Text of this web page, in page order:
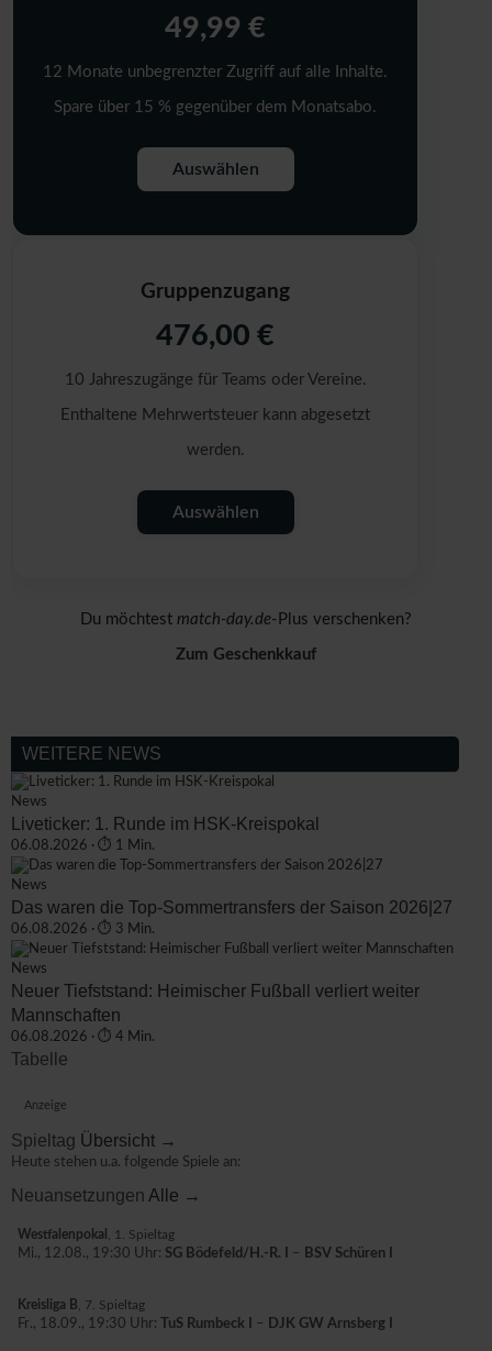
49,99 €
12 Monate unbegrenzter Zugriff auf alle Inhalte.
Spare über 15 % gegenüber dem Monatsabo.
Auswählen
Gruppenzugang
476,00 €
10 Jahreszugänge für Teams oder Vereine.
Enthaltene Mehrwertsteuer kann abgesetzt
werden.
Auswählen
Du möchtest match-day.de-Plus verschenken?
Zum Geschenkkauf
WEITERE NEWS
News
Liveticker: 1. Runde im HSK-Kreispokal
06.08.2026 · ⏱ 1 Min.
News
Das waren die Top-Sommertransfers der Saison 2026|27
06.08.2026 · ⏱ 3 Min.
News
Neuer Tiefststand: Heimischer Fußball verliert weiter
Mannschaften
06.08.2026 · ⏱ 4 Min.
Tabelle
Anzeige
Spieltag Übersicht →
Heute stehen u.a. folgende Spiele an:
Neuansetzungen Alle →
Westfalenpokal
, 1. Spieltag
Mi., 12.08., 19:30 Uhr: SG Bödefeld/H.-R. I – BSV Schüren I
Kreisliga B , 7. Spieltag
Fr., 18.09., 19:30 Uhr:
TuS Rumbeck I – DJK GW Arnsberg I